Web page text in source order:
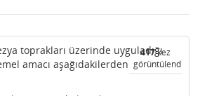
417kez
görüntülendi
toprakları üzerinde uyguladığı
amacı aşağıdakilerden